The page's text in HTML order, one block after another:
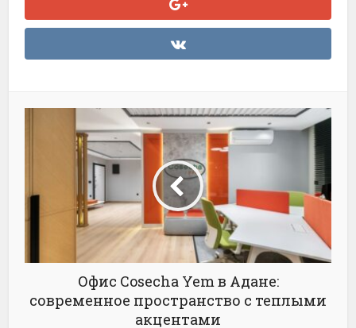
Офис Cosecha Yem в Адане:
современное пространство с теплыми
акцентами